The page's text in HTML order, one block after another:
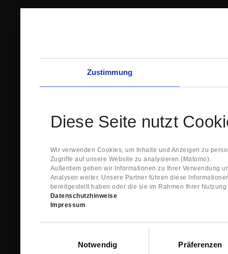
Zustimmung
Diese Seite nutzt
Wir verwenden Cookies, um Inhalte und Anzeigen zu
Zugriffe auf unsere Website zu analysieren (Matomo).
Außerdem geben wir Informationen zu Ihrer Verwendung
Analysen weiter. Unsere Partner führen diese
bereitgestellt haben oder die sie im Rahmen Ihrer
Datenschutzhinweise
Impressum
Notwendig
Präferenzen